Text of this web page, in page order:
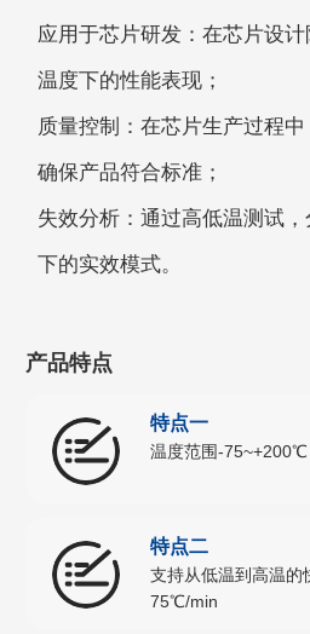
应⽤于芯⽚研发：在芯⽚设
温度下的性能表现；
质量控制：在芯⽚⽣产过程中
确保产品符合标准；
失效分析：通过⾼低温测试
下的实效模式。
产品特点
特点一
温度范围-
特点二
⽀持从低温到⾼温的
75℃/min